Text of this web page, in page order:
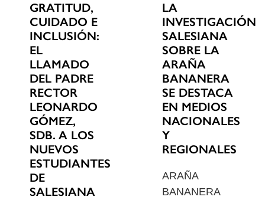
GRATITUD,
CUIDADO E
INCLUSIÓN:
EL
LLAMADO
DEL PADRE
RECTOR
LEONARDO
GÓMEZ,
SDB. A LOS
NUEVOS
ESTUDIANTES
DE
SALESIANA
LA
INVESTIGACIÓN
SALESIANA
SOBRE LA
ARAÑA
BANANERA
SE DESTACA
EN MEDIOS
NACIONALES
Y
REGIONALES
ARAÑA
BANANERA